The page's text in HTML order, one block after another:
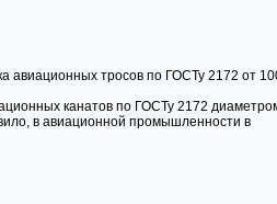
авиационных тросов по ГОСТу 2172 от
канатов по ГОСТу 2172
в авиационной промышленности в